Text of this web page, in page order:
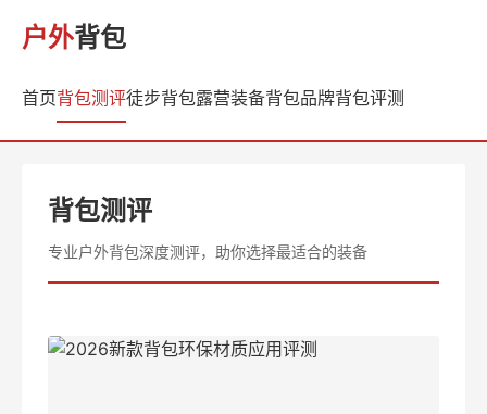
户外背包
首页背包测评徒步背包露营装备背包品牌背包评测
背包测评
专业户外背包深度测评，助你选择最适合的装备